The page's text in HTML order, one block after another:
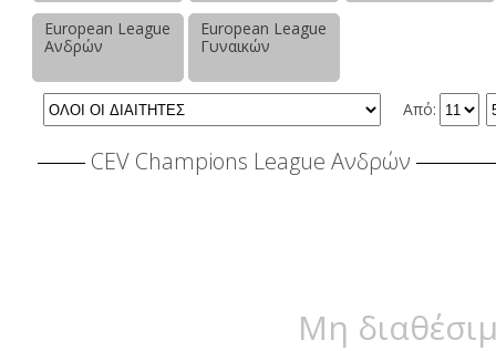
European League
Ανδρών
European League
Γυναικών
Από:
CEV Champions League Ανδρών
Μη